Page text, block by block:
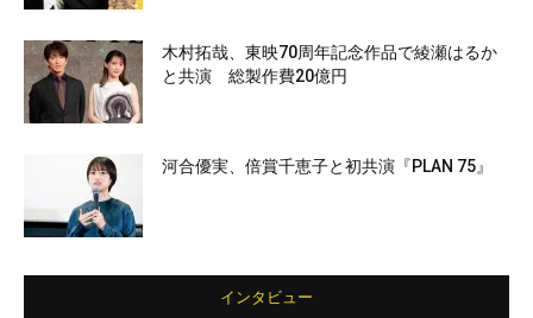
木村拓哉、東映70周年記念作品で綾瀬はるか
と共演 総製作費20億円
河合優実、倍賞千恵子と初共演『PLAN 75』
インタビュー